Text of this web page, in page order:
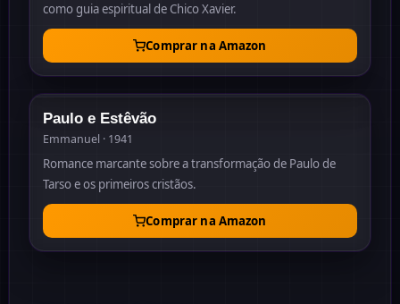
como guia espiritual de Chico Xavier.
Comprar na Amazon
1941
Paulo e Estêvão
Emmanuel · 1941
Romance marcante sobre a transformação de Paulo de
Tarso e os primeiros cristãos.
Comprar na Amazon